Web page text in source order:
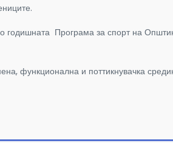
годишната Програма за спорт на
функционална и поттикнувачка